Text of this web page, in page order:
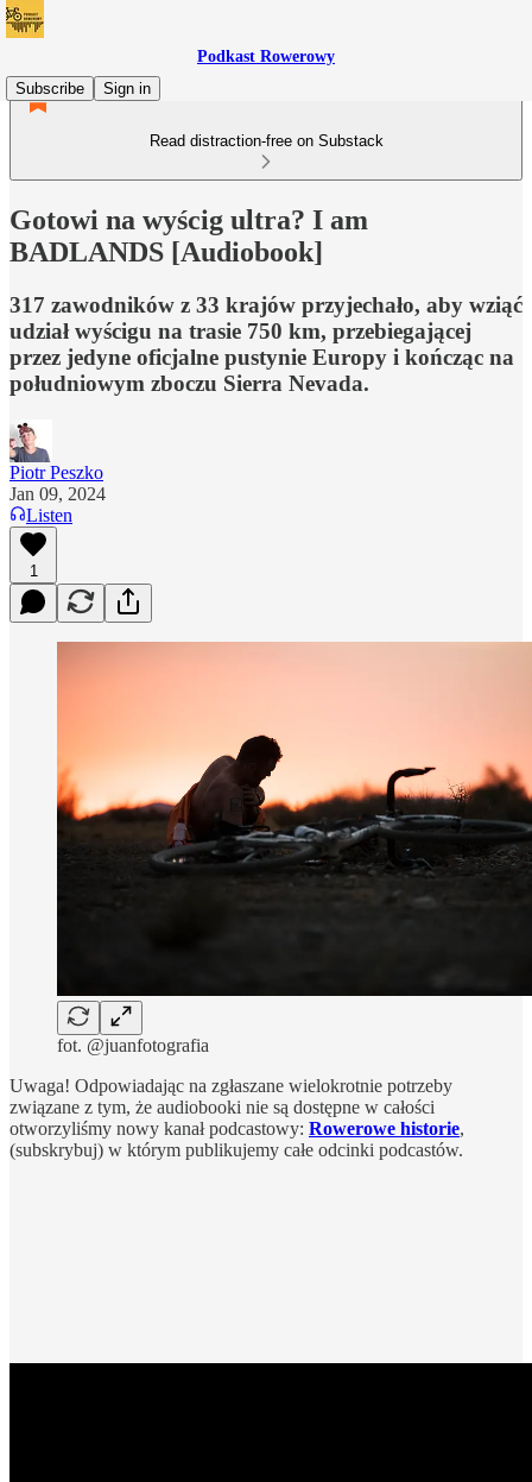
Podkast Rowerowy
Subscribe
Sign in
Read distraction-free on Substack
Gotowi na wyścig ultra? I am
BADLANDS [Audiobook]
317 zawodników z 33 krajów przyjechało, aby wziąć
udział wyścigu na trasie 750 km, przebiegającej
przez jedyne oficjalne pustynie Europy i kończąc na
południowym zboczu Sierra Nevada.
Piotr Peszko
Jan 09, 2024
Listen
1
fot. @juanfotografia
Uwaga! Odpowiadając na zgłaszane wielokrotnie potrzeby
związane z tym, że audiobooki nie są dostępne w całości
otworzyliśmy nowy kanał podcastowy: Rowerowe historie,
(subskrybuj) w którym publikujemy całe odcinki podcastów.